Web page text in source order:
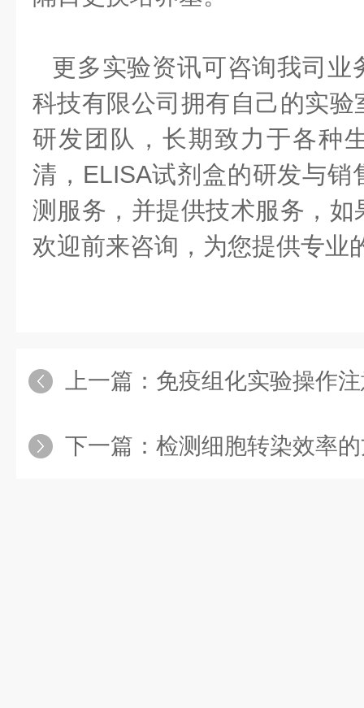
更多实验资讯可咨询我司业
科技有限公司拥有自己的实
研发团队，长期致力于各种
清，ELISA试剂盒的研发与销
测服务，并提供技术服务，
欢迎前来咨询，为您提供专业
上一篇： 免疫组化实验操作
下一篇： 检测细胞转染效率